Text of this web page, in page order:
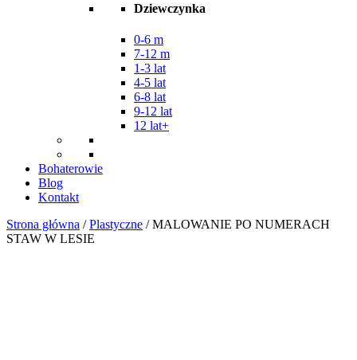
Dziewczynka
0-6 m
7-12 m
1-3 lat
4-5 lat
6-8 lat
9-12 lat
12 lat+
Bohaterowie
Blog
Kontakt
Strona główna /Plastyczne / MALOWANIE PO NUMERACH
STAW W LESIE